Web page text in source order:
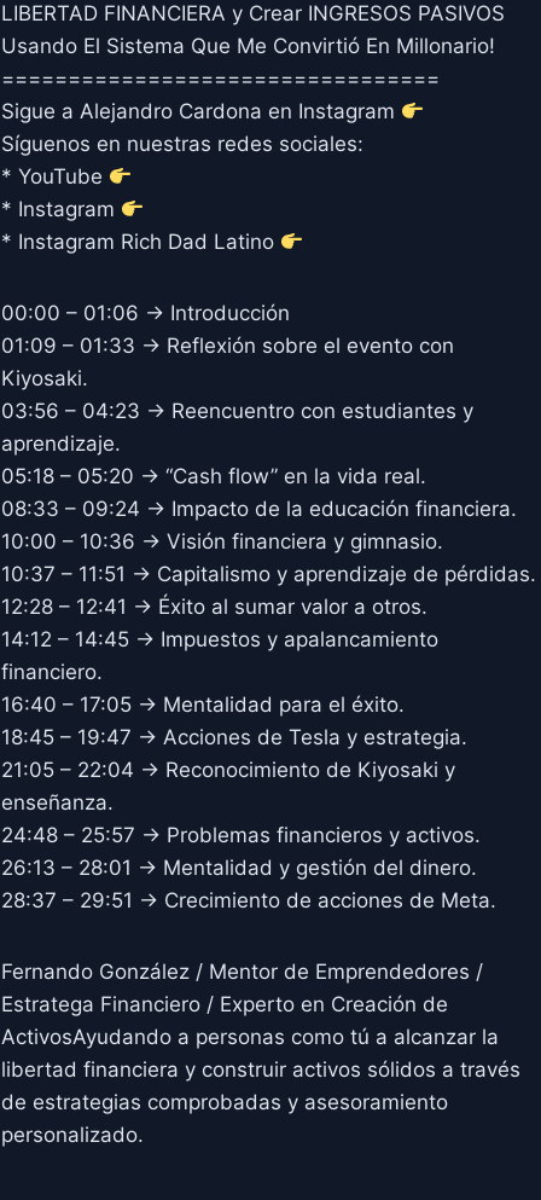
LIBERTAD FINANCIERA y Crear INGRESOS PASIVOS
Usando El Sistema Que Me Convirtió En Millonario!
=================================
Sigue a Alejandro Cardona en Instagram
Síguenos en nuestras redes sociales:
* YouTube
* Instagram
* Instagram Rich Dad Latino
00:00 – 01:06 → Introducción
01:09 – 01:33 → Reflexión sobre el evento con
Kiyosaki.
03:56 – 04:23 → Reencuentro con estudiantes y
aprendizaje.
05:18 – 05:20 → “Cash flow” en la vida real.
08:33 – 09:24 → Impacto de la educación financiera.
10:00 – 10:36 → Visión financiera y gimnasio.
10:37 – 11:51 → Capitalismo y aprendizaje de pérdidas.
12:28 – 12:41 → Éxito al sumar valor a otros.
14:12 – 14:45 → Impuestos y apalancamiento
financiero.
16:40 – 17:05 → Mentalidad para el éxito.
18:45 – 19:47 → Acciones de Tesla y estrategia.
21:05 – 22:04 → Reconocimiento de Kiyosaki y
enseñanza.
24:48 – 25:57 → Problemas financieros y activos.
26:13 – 28:01 → Mentalidad y gestión del dinero.
28:37 – 29:51 → Crecimiento de acciones de Meta.
Fernando González / Mentor de Emprendedores /
Estratega Financiero / Experto en Creación de
ActivosAyudando a personas como tú a alcanzar la
libertad financiera y construir activos sólidos a través
de estrategias comprobadas y asesoramiento
personalizado.